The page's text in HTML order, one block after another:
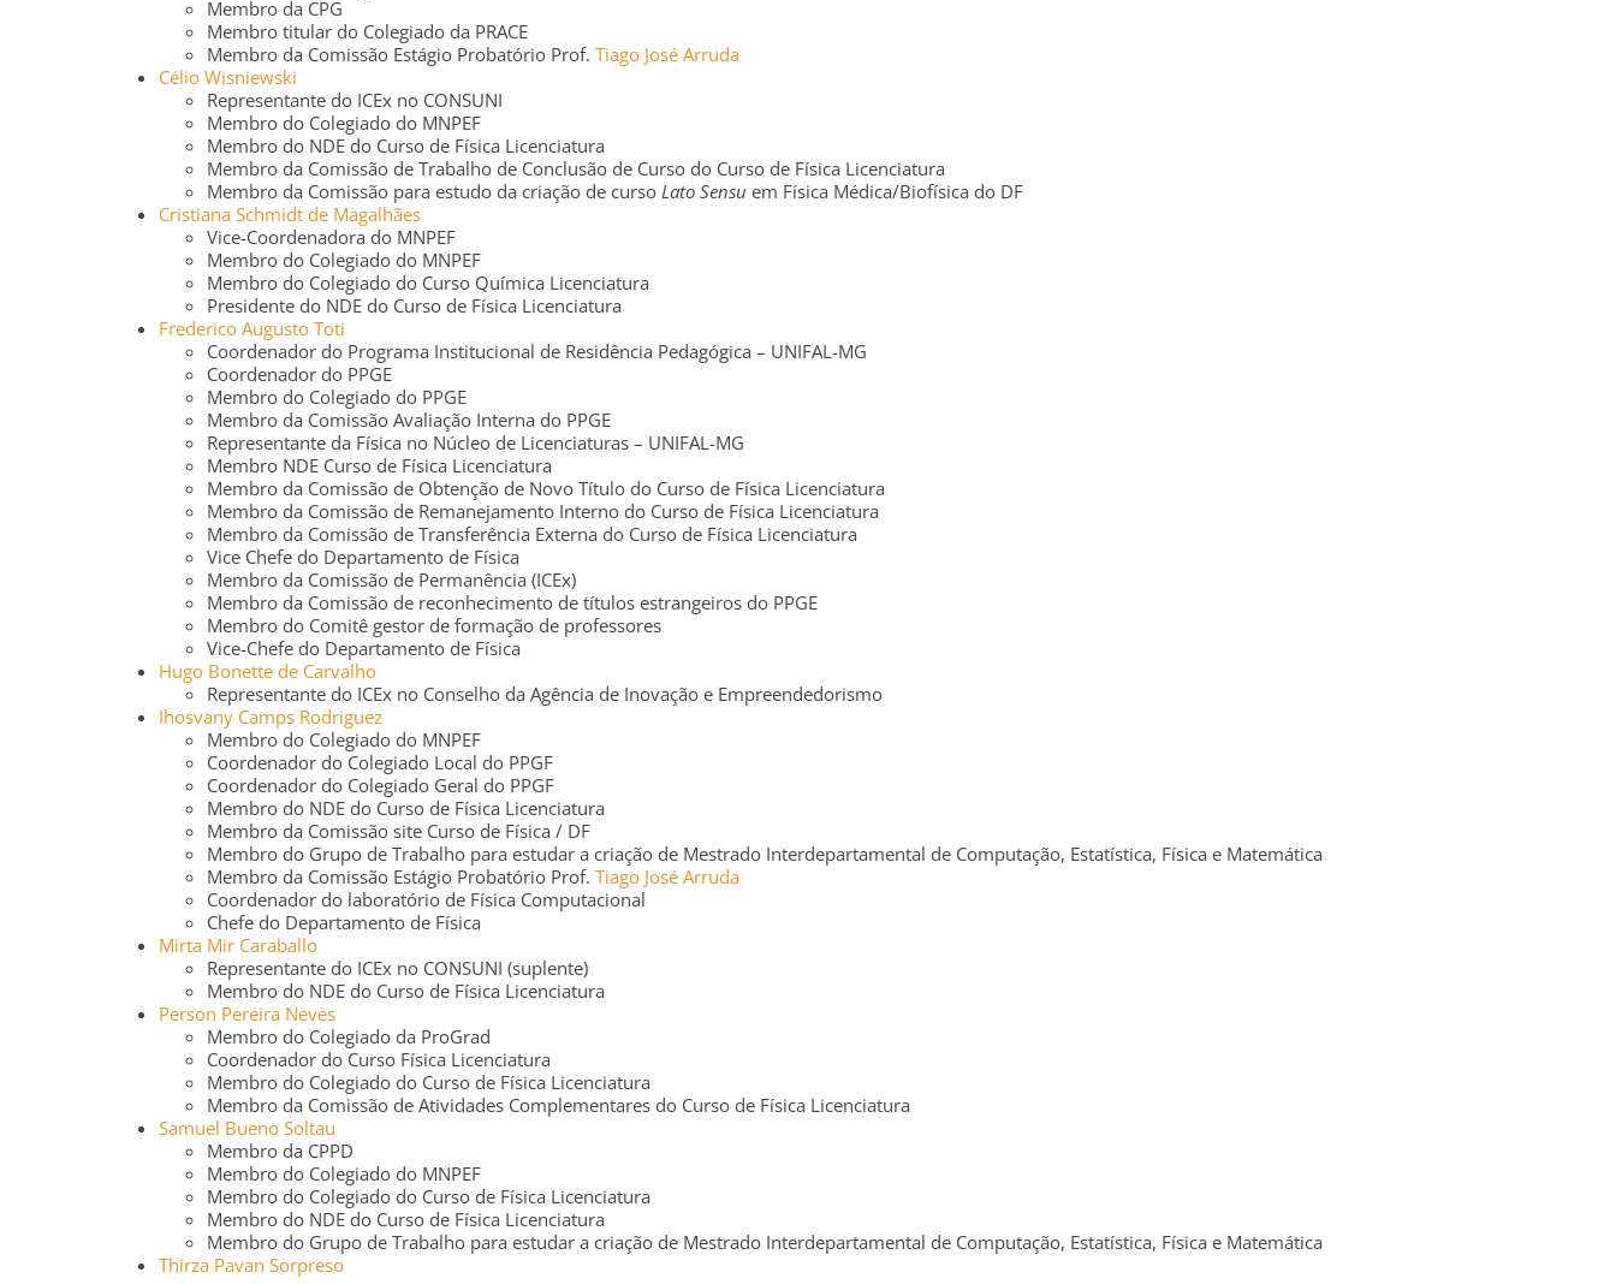
Membro da CPG
Membro titular do Colegiado da PRACE
Membro da Comissão Estágio Probatório Prof. Tiago José Arruda
Célio Wisniewski
Representante do ICEx no CONSUNI
Membro do Colegiado do MNPEF
Membro do NDE do Curso de Física Licenciatura
Membro da Comissão de Trabalho de Conclusão de Curso do Curso de Física Licenciatura
Membro da Comissão para estudo da criação de curso Lato Sensu em Física Médica/Biofísica do DF
Cristiana Schmidt de Magalhães
Vice-Coordenadora do MNPEF
Membro do Colegiado do MNPEF
Membro do Colegiado do Curso Química Licenciatura
Presidente do NDE do Curso de Física Licenciatura
Frederico Augusto Toti
Coordenador do Programa Institucional de Residência Pedagógica – UNIFAL-MG
Coordenador do PPGE
Membro do Colegiado do PPGE
Membro da Comissão Avaliação Interna do PPGE
Representante da Física no Núcleo de Licenciaturas – UNIFAL-MG
Membro NDE Curso de Física Licenciatura
Membro da Comissão de Obtenção de Novo Título do Curso de Física Licenciatura
Membro da Comissão de Remanejamento Interno do Curso de Física Licenciatura
Membro da Comissão de Transferência Externa do Curso de Física Licenciatura
Vice Chefe do Departamento de Física
Membro da Comissão de Permanência (ICEx)
Membro da Comissão de reconhecimento de títulos estrangeiros do PPGE
Membro do Comitê gestor de formação de professores
Vice-Chefe do Departamento de Física
Hugo Bonette de Carvalho
Representante do ICEx no Conselho da Agência de Inovação e Empreendedorismo
Ihosvany Camps Rodriguez
Membro do Colegiado do MNPEF
Coordenador do Colegiado Local do PPGF
Coordenador do Colegiado Geral do PPGF
Membro do NDE do Curso de Física Licenciatura
Membro da Comissão site Curso de Física / DF
Membro do Grupo de Trabalho para estudar a criação de Mestrado Interdepartamental de Computação, Estatística, Física e Matemática
Membro da Comissão Estágio Probatório Prof. Tiago José Arruda
Coordenador do laboratório de Física Computacional
Chefe do Departamento de Física
Mirta Mir Caraballo
Representante do ICEx no CONSUNI (suplente)
Membro do NDE do Curso de Física Licenciatura
Person Pereira Neves
Membro do Colegiado da ProGrad
Coordenador do Curso Física Licenciatura
Membro do Colegiado do Curso de Física Licenciatura
Membro da Comissão de Atividades Complementares do Curso de Física Licenciatura
Samuel Bueno Soltau
Membro da CPPD
Membro do Colegiado do MNPEF
Membro do Colegiado do Curso de Física Licenciatura
Membro do NDE do Curso de Física Licenciatura
Membro do Grupo de Trabalho para estudar a criação de Mestrado Interdepartamental de Computação, Estatística, Física e Matemática
Thirza Pavan Sorpreso